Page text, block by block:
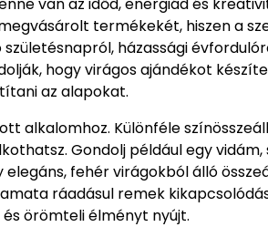
termékekét, hiszen a
házassági
hogy virágos ajándékot
az alapokat.
alkalomhoz. Különféle
Gondolj például egy vidám,
fehér virágokból álló
ráadásul remek
örömteli élményt nyújt.